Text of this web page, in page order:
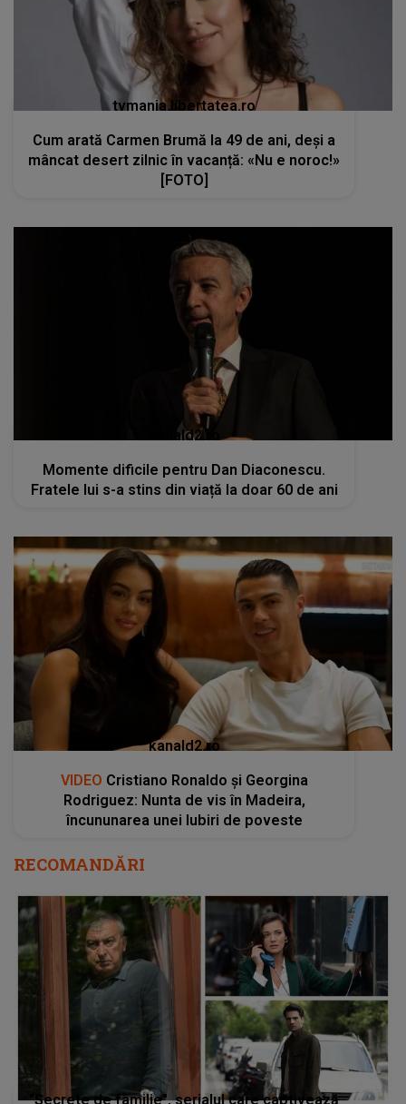
tvmania.libertatea.ro
Cum arată Carmen Brumă la 49 de ani, deși a
mâncat desert zilnic în vacanță: «Nu e noroc!»
[FOTO]
kanald2.ro
Momente dificile pentru Dan Diaconescu.
Fratele lui s-a stins din viață la doar 60 de ani
kanald2.ro
VIDEO Cristiano Ronaldo și Georgina
Rodriguez: Nunta de vis în Madeira,
încununarea unei Iubiri de poveste
RECOMANDĂRI
"Secrete de familie", serialul care captivează